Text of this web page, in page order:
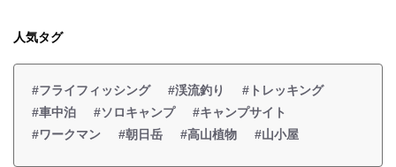
人気タグ
#フライフィッシング #渓流釣り
#トレッキング
#車中泊
#ソロキャンプ
#キャンプサイト
#ワークマン
#朝日岳 #高山植物 #山小屋